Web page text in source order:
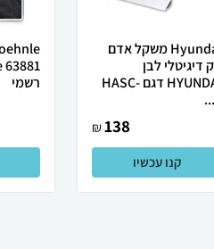
Hyundai משקל אדם
דיגיטלי לבן
HYUNDAI דגם HASC-
138
₪
קנו עכשיו
רשמי